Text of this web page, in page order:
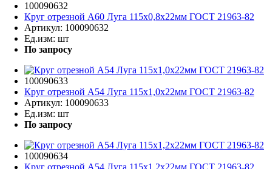
100090632
Круг отрезной A60 Луга 115х0,8х22мм ГОСТ 21963-82
Артикул: 100090632
Ед.изм: шт
По запросу
100090633
Круг отрезной A54 Луга 115х1,0х22мм ГОСТ 21963-82
Артикул: 100090633
Ед.изм: шт
По запросу
100090634
Круг отрезной A54 Луга 115х1,2х22мм ГОСТ 21963-82